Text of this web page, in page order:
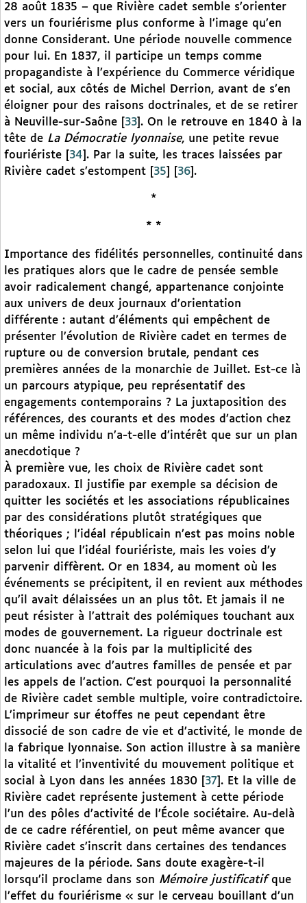
28 août 1835 – que Rivière cadet semble s’orienter
vers un fouriérisme plus conforme à l’image qu’en
donne Considerant. Une période nouvelle commence
pour lui. En 1837, il participe un temps comme
propagandiste à l’expérience du Commerce véridique
et social, aux côtés de Michel Derrion, avant de s’en
éloigner pour des raisons doctrinales, et de se retirer
à Neuville-sur-Saône
33 . On le retrouve en 1840 à la
tête de La Démocratie lyonnaise, une petite revue
fouriériste
34 . Par la suite, les traces laissées par
Rivière cadet s’estompent
35 36 .
*
* *
Importance des fidélités personnelles, continuité dans
les pratiques alors que le cadre de pensée semble
avoir radicalement changé, appartenance conjointe
aux univers de deux journaux d’orientation
différente : autant d’éléments qui empêchent de
présenter l’évolution de Rivière cadet en termes de
rupture ou de conversion brutale, pendant ces
premières années de la monarchie de Juillet. Est-ce là
un parcours atypique, peu représentatif des
engagements contemporains ? La juxtaposition des
références, des courants et des modes d’action chez
un même individu n’a-t-elle d’intérêt que sur un plan
anecdotique ?
À première vue, les choix de Rivière cadet sont
paradoxaux. Il justifie par exemple sa décision de
quitter les sociétés et les associations républicaines
par des considérations plutôt stratégiques que
théoriques ; l’idéal républicain n’est pas moins noble
selon lui que l’idéal fouriériste, mais les voies d’y
parvenir diffèrent. Or en 1834, au moment où les
événements se précipitent, il en revient aux méthodes
qu’il avait délaissées un an plus tôt. Et jamais il ne
peut résister à l’attrait des polémiques touchant aux
modes de gouvernement. La rigueur doctrinale est
donc nuancée à la fois par la multiplicité des
articulations avec d’autres familles de pensée et par
les appels de l’action. C’est pourquoi la personnalité
de Rivière cadet semble multiple, voire contradictoire.
L’imprimeur sur étoffes ne peut cependant être
dissocié de son cadre de vie et d’activité, le monde de
la fabrique lyonnaise. Son action illustre à sa manière
la vitalité et l’inventivité du mouvement politique et
social à Lyon dans les années 1830
37 . Et la ville de
Rivière cadet représente justement à cette période
l’un des pôles d’activité de l’École sociétaire. Au-delà
de ce cadre référentiel, on peut même avancer que
Rivière cadet s’inscrit dans certaines des tendances
majeures de la période. Sans doute exagère-t-il
lorsqu’il proclame dans son Mémoire justificatifque
l’effet du fouriérisme « sur le cerveau bouillant d’un